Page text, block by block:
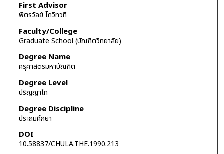
First Advisor
พิตรวัลย์ โกวิทวที
Faculty/College
Graduate School (บัณฑิตวิทยาลัย)
Degree Name
ครุศาสตรมหาบัณฑิต
Degree Level
ปริญญาโท
Degree Discipline
ประถมศึกษา
DOI
10.58837/CHULA.THE.1990.213